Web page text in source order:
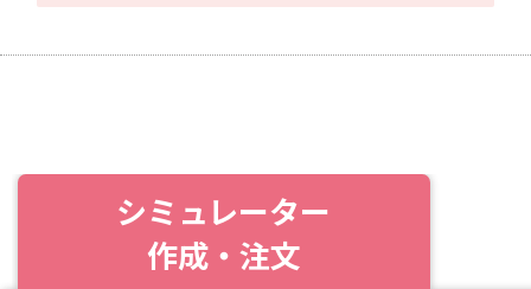
シミュレーター
作成・注文